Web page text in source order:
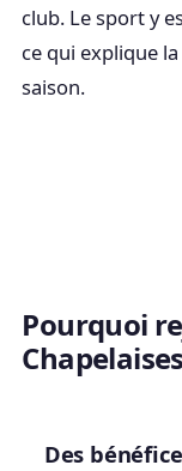
club. Le sport y
ce qui explique
saison.
Pourquoi
Des